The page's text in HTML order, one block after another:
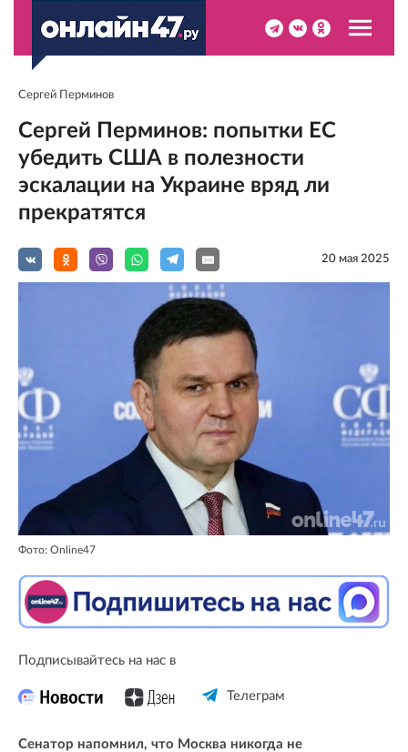
Сергей Перминов
Сергей Перминов: попытки ЕС
убедить США в полезности
эскалации на Украине вряд ли
прекратятся
20 мая 2025
Фото: Online47
Подписывайтесь на нас в
Телеграм
Сенатор напомнил, что Москва никогда не